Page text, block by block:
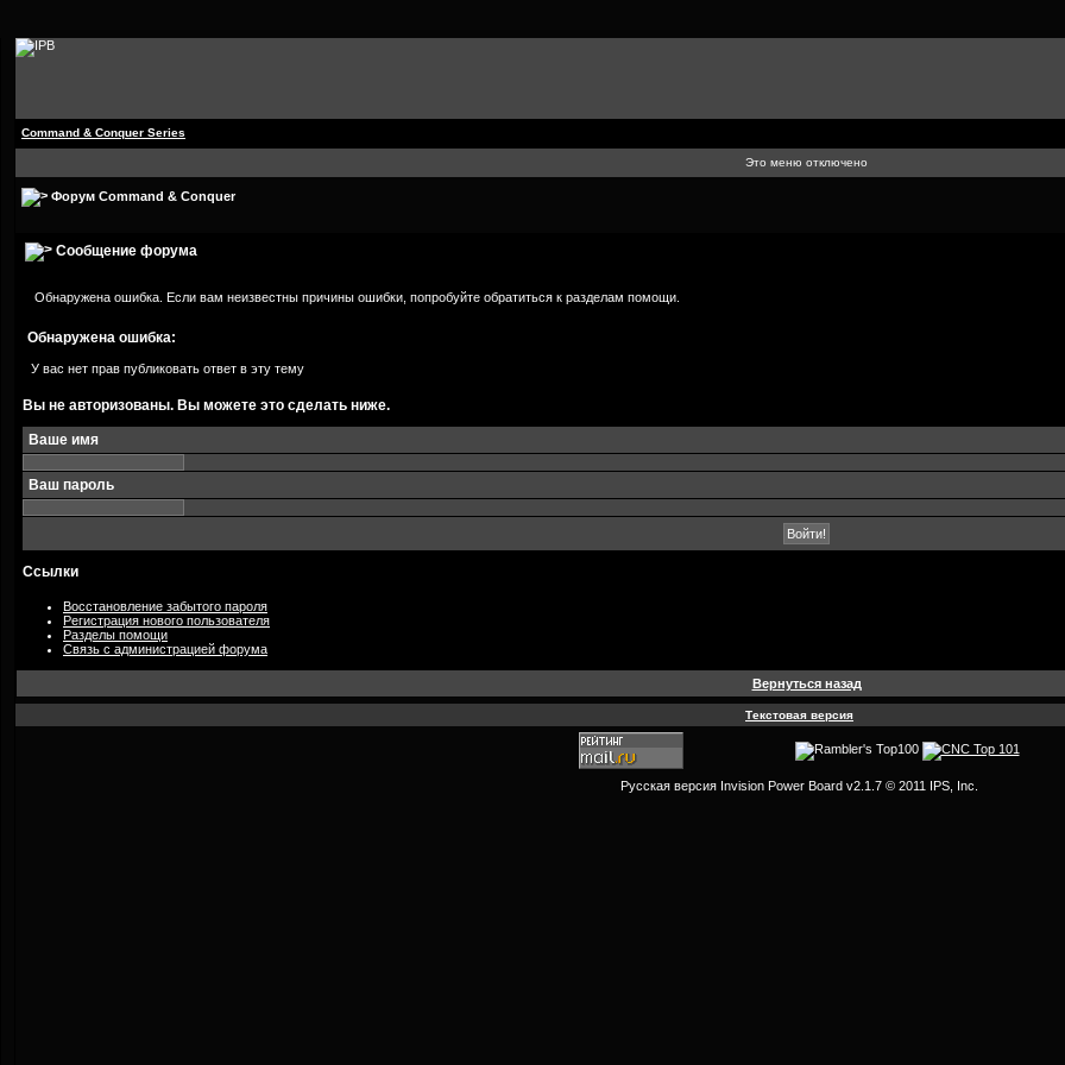
Command & Conquer Series
Это меню отключено
Форум Command & Conquer
Сообщение форума
Обнаружена ошибка. Если вам неизвестны причины ошибки, попробуйте обратиться к разделам помощи.
Обнаружена ошибка:
У вас нет прав публиковать ответ в эту тему
Вы не авторизованы. Вы можете это сделать ниже.
Ваше имя
Ваш пароль
Ссылки
Восстановление забытого пароля
Регистрация нового пользователя
Разделы помощи
Связь с администрацией форума
Вернуться назад
Текстовая версия
Русская версия Invision Power Boardv2.1.7 © 2011 IPS, Inc.